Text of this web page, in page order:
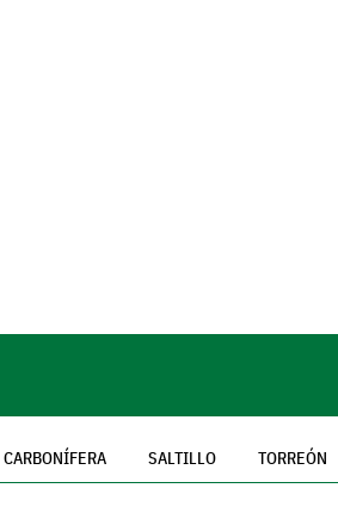
CARBONÍFERA SALTILLO TORREÓN